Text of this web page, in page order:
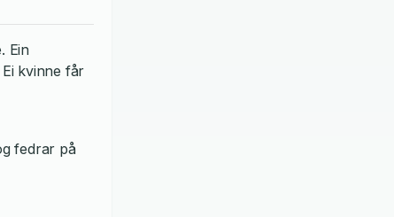
Ein
kvinne får
fedrar på